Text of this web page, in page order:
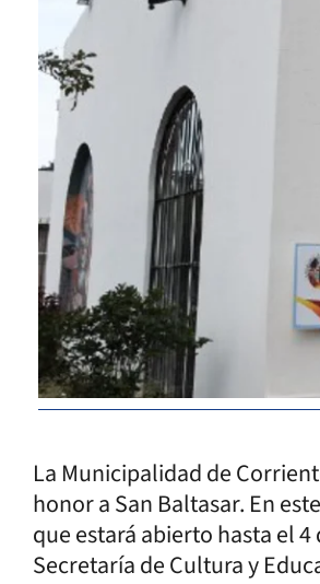
La Municipalidad de
honor a San Baltasar. En
que estará abierto hasta el
Secretaría de Cultura y